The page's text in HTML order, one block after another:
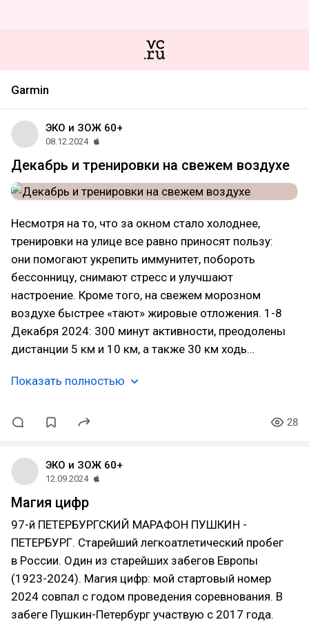
Garmin
ЭКО и ЗОЖ 60+
08.12.2024
Декабрь и тренировки на свежем воздухе
Несмотря на то, что за окном стало холоднее,
тренировки на улице все равно приносят пользу:
они помогают укрепить иммунитет, побороть
бессонницу, снимают стресс и улучшают
настроение. Кроме того, на свежем морозном
воздухе быстрее «тают» жировые отложения. 1-8
Декабря 2024: 300 минут активности, преодолены
дистанции 5 км и 10 км, а также 30 км ходь…
Показать полностью
28
ЭКО и ЗОЖ 60+
12.09.2024
Магия цифр
97-й ПЕТЕРБУРГСКИЙ МАРАФОН ПУШКИН -
ПЕТЕРБУРГ. Старейший легкоатлетический пробег
в России. Один из старейших забегов Европы
(1923-2024). Магия цифр: мой стартовый номер
2024 совпал с годом проведения соревнования. В
забеге Пушкин-Петербург участвую с 2017 года.